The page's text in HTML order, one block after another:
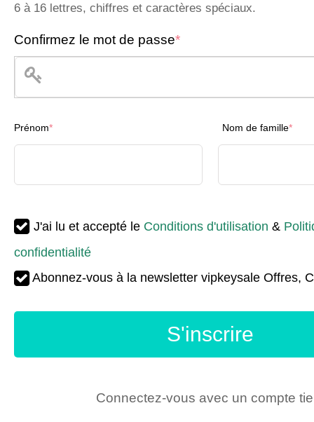
6 à 16 lettres, chiffres et caractères spéciaux.
Confirmez le mot de passe*
Prénom* Nom de famille*
J'ai lu et accepté le Conditions d'utilisation &
confidentialité
Abonnez-vous à la newsletter vipkeysale Offres,
S'inscrire
Connectez-vous avec un compte